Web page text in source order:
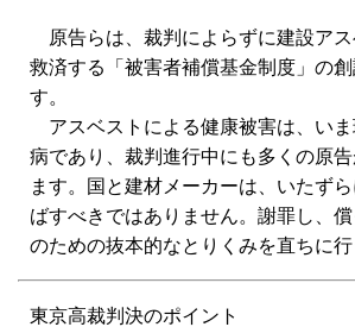
原告らは、裁判によらずに建設ア
救済する「被害者補償基金制度」の
す。
アスベストによる健康被害は、い
病であり、裁判進行中にも多くの原
ます。国と建材メーカーは、いたず
ばすべきではありません。謝罪し、
のための抜本的なとりくみを直ちに行
東京高裁判決のポイント